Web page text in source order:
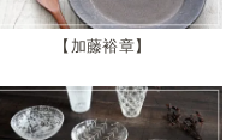
加藤裕章